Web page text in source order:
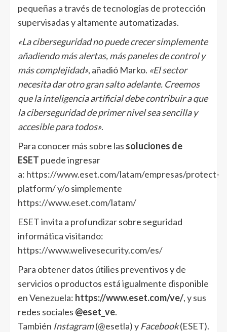
pequeñas a través de tecnologías de protección
supervisadas y altamente automatizadas.
«La ciberseguridad no puede crecer simplemente
añadiendo más alertas, más paneles de control y
más complejidad», añadió Marko. «El sector
necesita dar otro gran salto adelante. Creemos
que la inteligencia artificial debe contribuir a que
la ciberseguridad de primer nivel sea sencilla y
accesible para todos».
Para conocer más sobre las soluciones de
ESET puede ingresar
a: https://www.eset.com/latam/empresas/protect-
platform/y/o simplemente
https://www.eset.com/latam/
ESET invita a profundizar sobre seguridad
informática visitando:
https://www.welivesecurity.com/es/
Para obtener datos útilies preventivos y de
servicios o productos está igualmente disponible
en Venezuela: https://www.eset.com/ve/, y sus
redes sociales @eset_ve.
También Instagram(@esetla) y Facebook(ESET).